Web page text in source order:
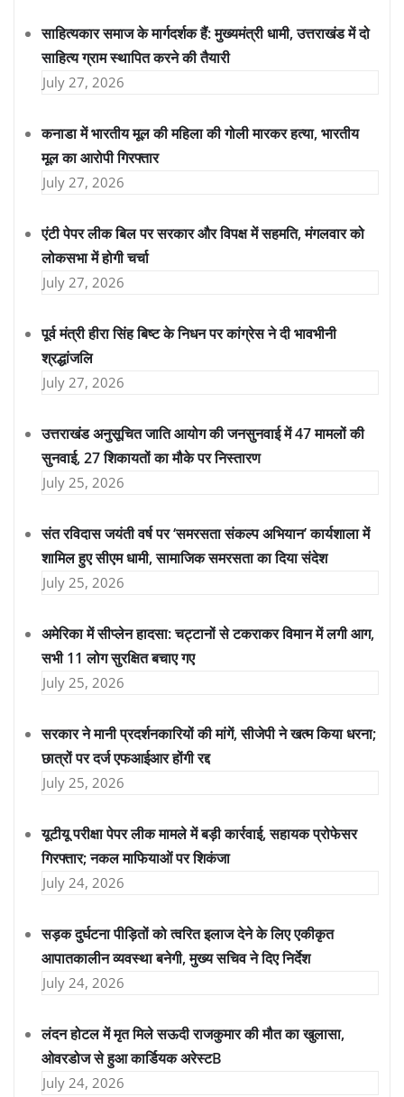
साहित्यकार समाज के मार्गदर्शक हैं: मुख्यमंत्री धामी, उत्तराखंड में दो
साहित्य ग्राम स्थापित करने की तैयारी
July 27, 2026
कनाडा में भारतीय मूल की महिला की गोली मारकर हत्या, भारतीय
मूल का आरोपी गिरफ्तार
July 27, 2026
एंटी पेपर लीक बिल पर सरकार और विपक्ष में सहमति, मंगलवार को
लोकसभा में होगी चर्चा
July 27, 2026
पूर्व मंत्री हीरा सिंह बिष्ट के निधन पर कांग्रेस ने दी भावभीनी
श्रद्धांजलि
July 27, 2026
उत्तराखंड अनुसूचित जाति आयोग की जनसुनवाई में 47 मामलों की
सुनवाई, 27 शिकायतों का मौके पर निस्तारण
July 25, 2026
संत रविदास जयंती वर्ष पर ‘समरसता संकल्प अभियान’ कार्यशाला में
शामिल हुए सीएम धामी, सामाजिक समरसता का दिया संदेश
July 25, 2026
अमेरिका में सीप्लेन हादसा: चट्टानों से टकराकर विमान में लगी आग,
सभी 11 लोग सुरक्षित बचाए गए
July 25, 2026
सरकार ने मानी प्रदर्शनकारियों की मांगें, सीजेपी ने खत्म किया धरना;
छात्रों पर दर्ज एफआईआर होंगी रद्द
July 25, 2026
यूटीयू परीक्षा पेपर लीक मामले में बड़ी कार्रवाई, सहायक प्रोफेसर
गिरफ्तार; नकल माफियाओं पर शिकंजा
July 24, 2026
सड़क दुर्घटना पीड़ितों को त्वरित इलाज देने के लिए एकीकृत
आपातकालीन व्यवस्था बनेगी, मुख्य सचिव ने दिए निर्देश
July 24, 2026
लंदन होटल में मृत मिले सऊदी राजकुमार की मौत का खुलासा,
ओवरडोज से हुआ कार्डियक अरेस्टB
July 24, 2026